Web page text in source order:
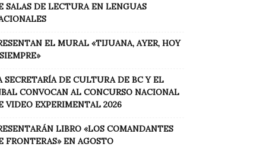
SALAS DE LECTURA EN LENGUAS
EL MURAL «TIJUANA, AYER, HOY
SECRETARÍA DE CULTURA DE BC Y EL
CONVOCAN AL CONCURSO NACIONAL
VIDEO EXPERIMENTAL 2026
LIBRO «LOS COMANDANTES
FRONTERAS» EN AGOSTO